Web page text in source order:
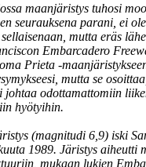
maan­järistys tuhosi
seu­rauk­se­na parani , ei
mut­ta eräs
Embar­cadero
Pri­eta
mut­ta se
johtaa odot­ta­mat­tomi­in
hyötyihin.
(mag­ni­tu­di 6,9) iski
1989. Järistys
mukaan lukien